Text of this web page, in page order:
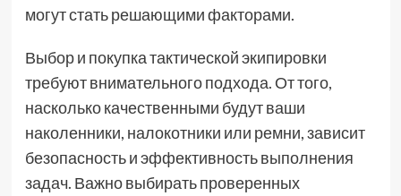
могут стать решающими факторами.
Выбор и покупка тактической экипировки
требуют внимательного подхода. От того,
насколько качественными будут ваши
наколенники, налокотники или ремни, зависит
безопасность и эффективность выполнения
задач. Важно выбирать проверенных